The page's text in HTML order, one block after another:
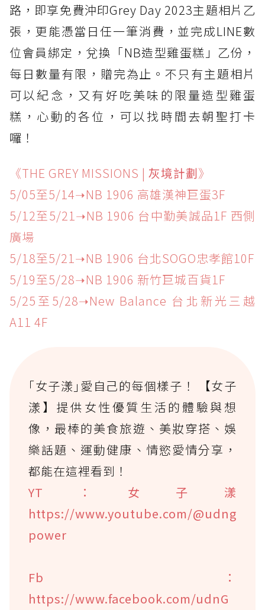
路，即享免費沖印Grey Day 2023主題相片乙
張，更能憑當日任一筆消費，並完成LINE數
位會員綁定，兌換「NB造型雞蛋糕」乙份，
每日數量有限，贈完為止。不只有主題相片
可以紀念，又有好吃美味的限量造型雞蛋
糕，心動的各位，可以找時間去朝聖打卡
囉！
《THE GREY MISSIONS | 灰境計劃》
5/05至5/14➝NB 1906 高雄漢神巨蛋3F
5/12至5/21➝NB 1906 台中勤美誠品1F 西側
廣場
5/18至5/21➝NB 1906 台北SOGO忠孝館10F
5/19至5/28➝NB 1906 新竹巨城百貨1F
5/25至5/28➝New Balance 台北新光三越
A11 4F
｢女子漾｣愛自己的每個樣子！ 【女子
漾】提供女性優質生活的體驗與想
像，最棒的美食旅遊、美妝穿搭、娛
樂話題、運動健康、情慾愛情分享，
都能在這裡看到！
YT：女子漾
https://www.youtube.com/@udng
power
Fb：
https://www.facebook.com/udnG